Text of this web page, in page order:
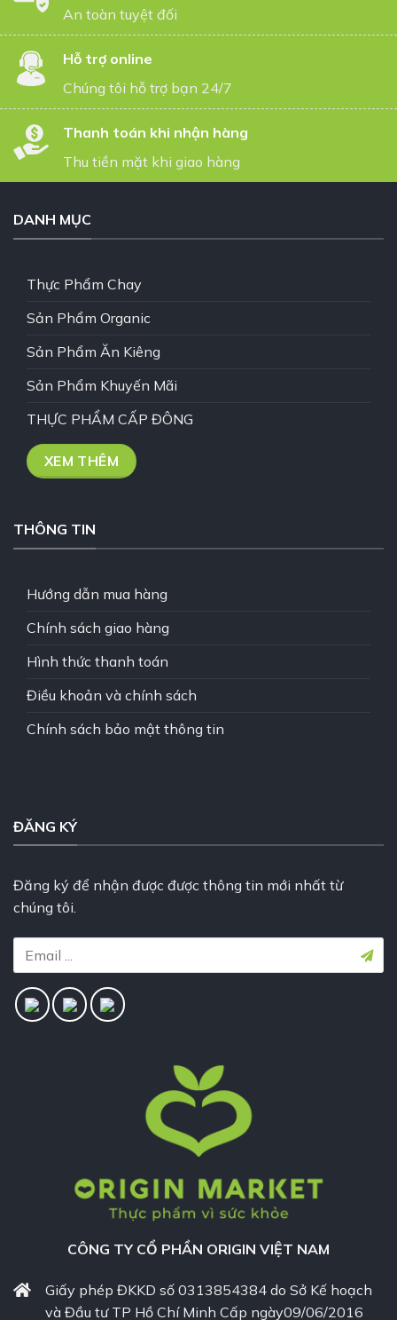
An toàn tuyệt đối
Hỗ trợ online
Chúng tôi hỗ trợ bạn 24/7
Thanh toán khi nhận hàng
Thu tiền mặt khi giao hàng
DANH MỤC
Thực Phẩm Chay
Sản Phẩm Organic
Sản Phẩm Ăn Kiêng
Sản Phẩm Khuyến Mãi
THỰC PHẨM CẤP ĐÔNG
XEM THÊM
THÔNG TIN
Hướng dẫn mua hàng
Chính sách giao hàng
Hình thức thanh toán
Điều khoản và chính sách
Chính sách bảo mật thông tin
ĐĂNG KÝ
Đăng ký để nhận được được thông tin mới nhất từ
chúng tôi.
CÔNG TY CỔ PHẦN ORIGIN VIỆT NAM
Giấy phép ĐKKD số 0313854384 do Sở Kế hoạch
và Đầu tư TP Hồ Chí Minh Cấp ngày09/06/2016